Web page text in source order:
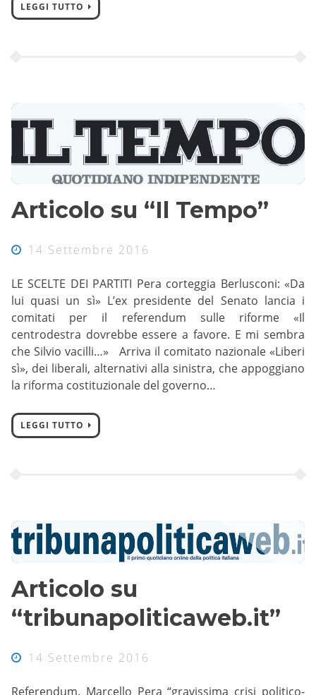
LEGGI TUTTO
Articolo su “Il Tempo”
14 Settembre 2016
LE SCELTE DEI PARTITI Pera corteggia Berlusconi: «Da
lui quasi un sì» L’ex presidente del Senato lancia i
comitati per il referendum sulle riforme «Il
centrodestra dovrebbe essere a favore. E mi sembra
che Silvio vacilli…» Arriva il comitato nazionale «Liberi
sì», dei liberali, alternativi alla sinistra, che appoggiano
la riforma costituzionale del governo…
LEGGI TUTTO
Articolo su
“tribunapoliticaweb.it”
14 Settembre 2016
Referendum. Marcello Pera “gravissima crisi politico-